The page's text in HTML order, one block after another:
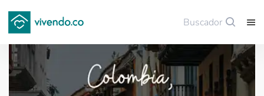
BuscadorGuardar